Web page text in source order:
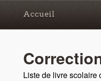
Accueil
Liste de livre scolaire